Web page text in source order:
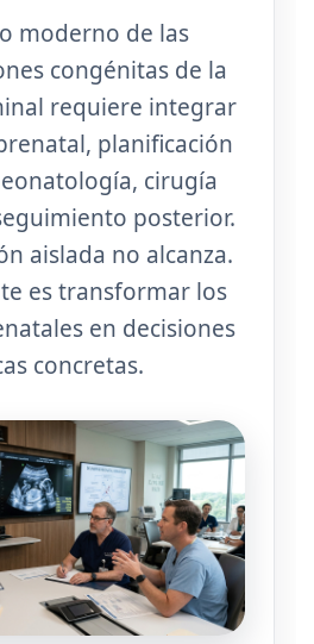
moderno de las
congénitas de la
requiere integrar
planificación
cirugía
posterior.
aislada no alcanza.
es transformar los
en decisiones
concretas.